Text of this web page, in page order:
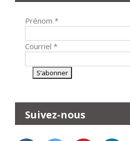
Prénom *
Courriel *
Suivez-nous